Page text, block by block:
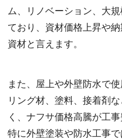
ム、リノベーション、大
ており、資材価格上昇や
資材と言えます。
また、屋上や外壁防水で
リング材、塗料、接着剤
く、ナフサ価格高騰が工
特に外壁塗装や防水工事